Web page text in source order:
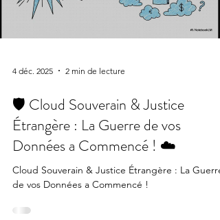
4 déc. 2025 2 min de lecture
🛡️ Cloud Souverain & Justice
Étrangère : La Guerre de vos
Données a Commencé ! ☁️
Cloud Souverain & Justice Étrangère : La Guerre
de vos Données a Commencé !